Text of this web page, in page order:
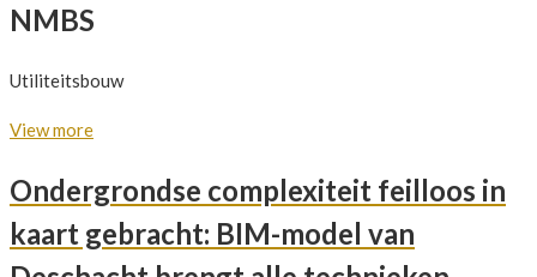
NMBS
Utiliteitsbouw
View more
Ondergrondse complexiteit feilloos in
kaart gebracht: BIM-model van